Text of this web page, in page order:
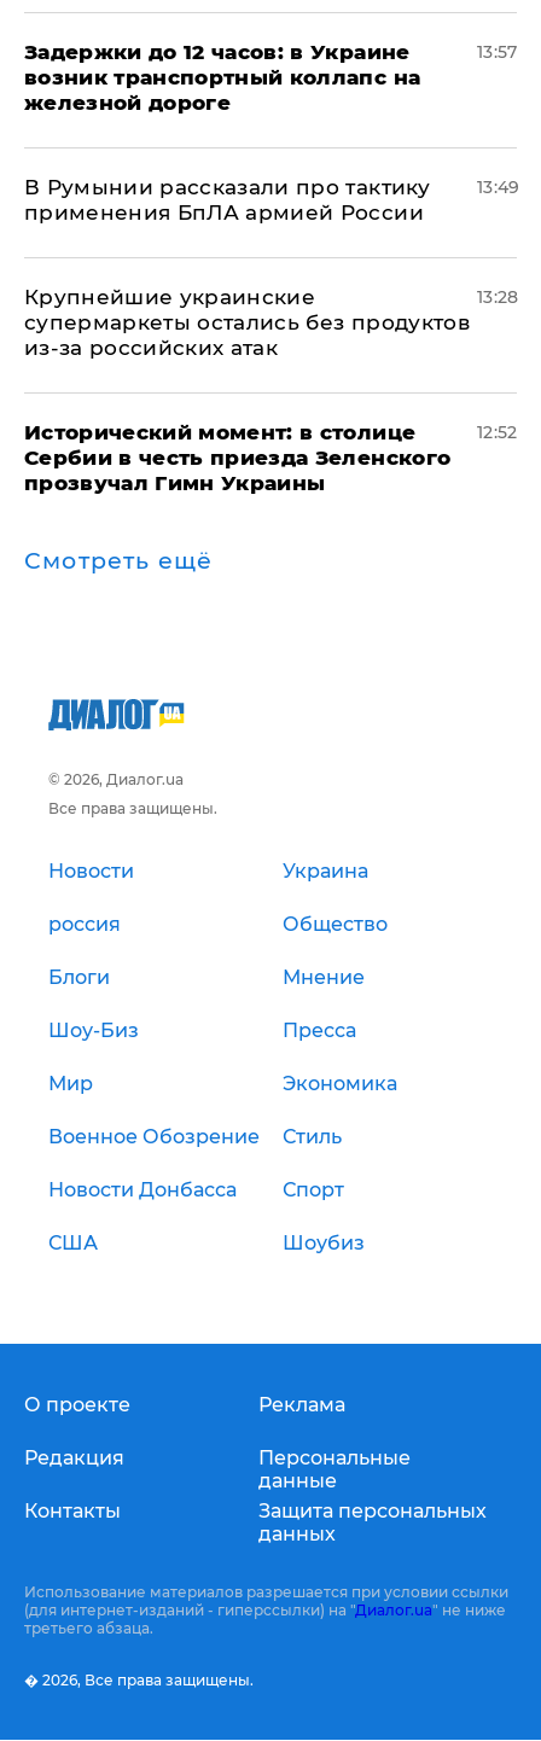
Задержки до 12 часов: в Украине
возник транспортный коллапс на
железной дороге
13:57
В Румынии рассказали про тактику
применения БпЛА армией России
13:49
Крупнейшие украинские
супермаркеты остались без продуктов
из-за российских атак
13:28
Исторический момент: в столице
Сербии в честь приезда Зеленского
прозвучал Гимн Украины
12:52
Смотреть ещё
© 2026, Диалог.ua
Все права защищены.
Новости Украина
россия Общество
Блоги Мнение
Шоу-Биз Пресса
Мир Экономика
Военное Обозрение Стиль
Новости Донбасса Спорт
США Шоубиз
О проекте
Редакция
Контакты
Реклама
Персональные
данные
Защита персональных
данных
Использование материалов разрешается при условии ссылки
(для интернет-изданий - гиперссылки) на "Диалог.ua" не ниже
третьего абзаца.
� 2026, Все права защищены.